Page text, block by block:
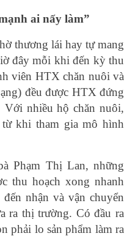
ai nấy làm”
thương lái hay tự mang
đây mỗi khi đến kỳ thu
viên HTX chăn nuôi và
đều được HTX đứng
nhiều hộ chăn nuôi,
khi tham gia mô hình
Phạm Thị Lan, những
thu hoạch xong nhanh
nhận và vận chuyển
ra thị trường. Có đầu ra
phải lo sản phẩm làm ra